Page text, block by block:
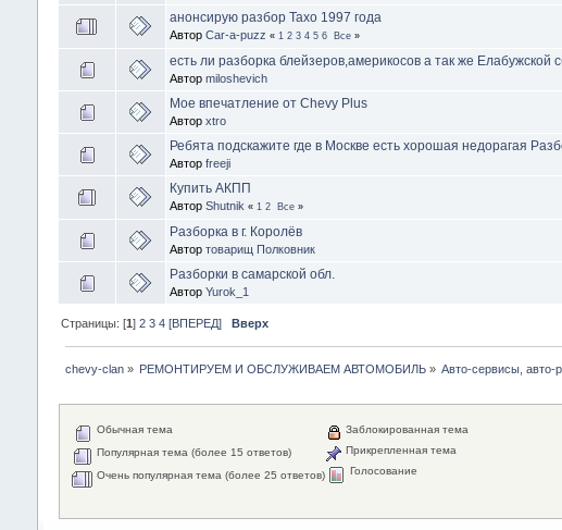
анонсирую разбор Тахо 1997 года
Автор Car-a-puzz « 1 2 3 4 5 6 Все»
есть ли разборка блейзеров,америкосов а так же Елабужской
Автор miloshevich
Мое впечатление от Chevy Plus
Автор xtro
Ребята подскажите где в Москве есть хорошая недорагая
Автор freeji
Купить АКПП
Автор Shutnik « 1 2 Все»
Разборка в г. Королёв
Автор товарищ Полковник
Разборки в самарской обл.
Автор Yurok_1
Страницы: [1] 2 3 4 [ВПЕРЕД] Вверх
chevy-clan» РЕМОНТИРУЕМ И ОБСЛУЖИВАЕМ АВТОМОБИЛЬ » Авто-сервисы, авто-
Обычная тема
Популярная тема (более 15 ответов)
Очень популярная тема (более 25 ответов)
Заблокированная тема
Прикрепленная тема
Голосование